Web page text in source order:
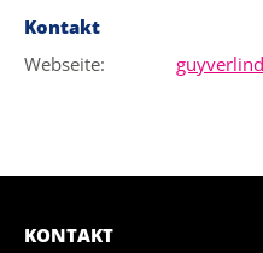
Kontakt
Webseite:
KONTAKT